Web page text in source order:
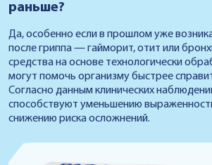
раньше?
Да, особенно если в прошлом уже
после гриппа — гайморит, отит или
средства на основе технологически
могут помочь организму быстрее
Согласно данным клинических
способствуют уменьшению
снижению риска осложнений.